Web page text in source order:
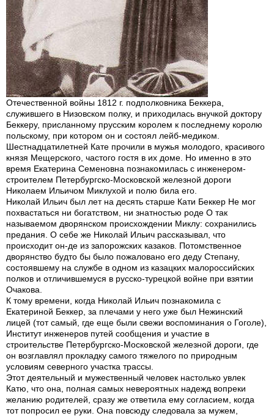
Отечественной войны 1812 г. подполковника Беккера,
служившего в Низовском полку, и приходилась внучкой доктору
Беккеру, присланному прусским королем к последнему королю
польскому, при котором он и состоял лейб-медиком.
Шестнадцатилетней Кате прочили в мужья молодого, красивого
князя Мещерского, частого гостя в их доме. Но именно в это
время Екатерина Семеновна познакомилась с инженером-
строителем Петербургско-Московской железной дороги
Николаем Ильичом Миклухой и полю била его.
Николай Ильич был лет на десять старше Кати Беккер Не мог
похвастаться ни богатством, ни знатностью роде О так
называемом дворянском происхождении Миклу: сохранились
предания. О себе же Николай Ильич рассказывал, что
происходит он-де из запорожских казаков. Потомственное
дворянство будто бы было пожаловано его деду Степану,
состоявшему на службе в одном из казацких малороссийских
полков и отличившемуся в русско-турецкой войне при взятии
Очакова.
К тому времени, когда Николай Ильич познакомила с
Екатериной Беккер, за плечами у него уже был Нежинский
лицей (тот самый, где еще были свежи воспоминания о Гоголе),
Институт инженеров путей сообщения и участие в
строительстве Петербургско-Московской железной дороги, где
он возглавлял прокладку самого тяжелого по природным
условиям северного участка трассы.
Этот деятельный и мужественный человек настолько увлек
Катю, что она, полная самых невероятных надежд вопреки
желанию родителей, сразу же ответила ему согласием, когда
тот попросил ее руки. Она повсюду следовала за мужем,